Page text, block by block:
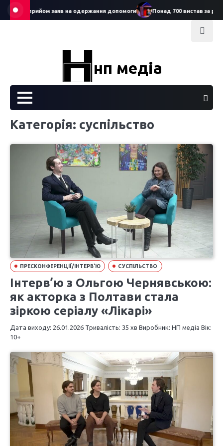
Skip
прийом заяв на одержання допомоги Понад 700 вистав за рік:
нп медіа
Категорія: суспільство
ПРЕСКОНФЕРЕНЦІЇ/ІНТЕРВ'Ю СУСПІЛЬСТВО
Інтерв’ю з Ольгою Чернявською:
як акторка з Полтави стала
зіркою серіалу «Лікарі»
Дата виходу: 26.01.2026 Тривалість: 35 хв Виробник: НП медіа Вік:
10+